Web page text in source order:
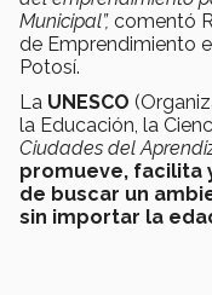
Municipal”, comentó
de Emprendimiento
Potosí.
La UNESCO
la Educación, la
Ciudades del
promueve, facilita
de buscar un
sin importar la